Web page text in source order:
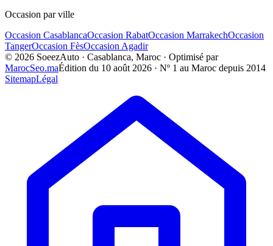
Occasion par ville
Occasion CasablancaOccasion RabatOccasion MarrakechOccasion
TangerOccasion FèsOccasion Agadir
© 2026 SoeezAuto · Casablanca, Maroc · Optimisé par
MarocSeo.maÉdition du 10 août 2026 · Nº 1 au Maroc depuis 2014
SitemapLégal